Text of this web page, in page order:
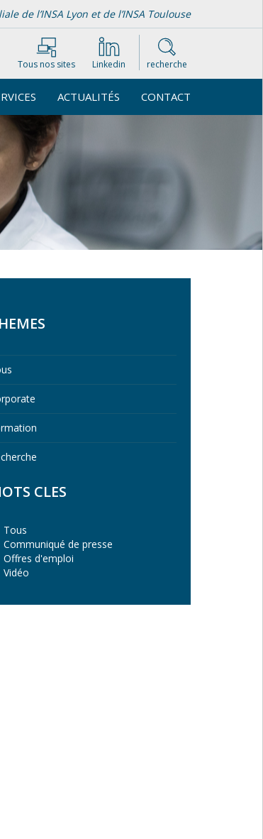
de l’INSA Lyon et de l’INSA Toulouse
Tous nos sites Linkedin recherche
ACTUALITÉS CONTACT
CLES
Tous
Communiqué de presse
Offres d'emploi
Vidéo